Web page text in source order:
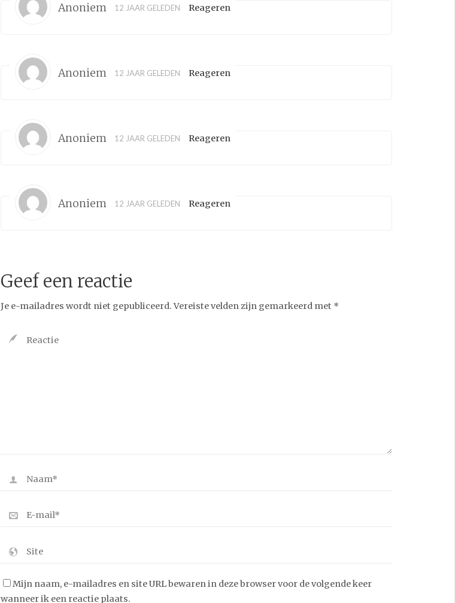
Anoniem 12 JAAR GELEDEN Reageren
Anoniem 12 JAAR GELEDEN Reageren
Anoniem 12 JAAR GELEDEN Reageren
Anoniem 12 JAAR GELEDEN Reageren
Geef een reactie
Je e-mailadres wordt niet gepubliceerd. Vereiste velden zijn gemarkeerd met *
Mijn naam, e-mailadres en site URL bewaren in deze browser voor de volgende keer
wanneer ik een reactie plaats.